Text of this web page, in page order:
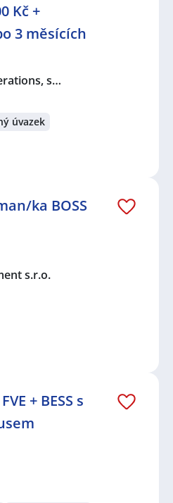
Kč +
3 měsících
s…
úvazek
ka BOSS
s.r.o.
+ BESS s